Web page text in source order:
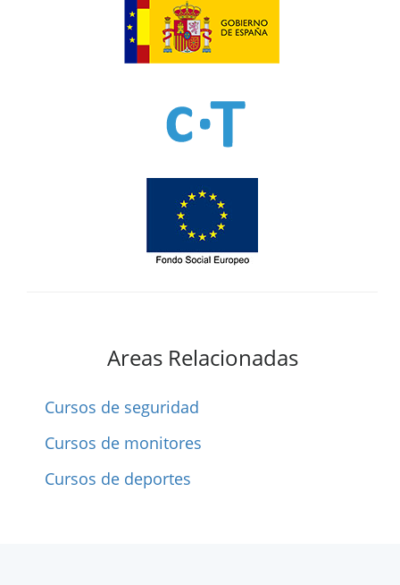
Areas Relacionadas
Cursos de seguridad
Cursos de monitores
Cursos de deportes